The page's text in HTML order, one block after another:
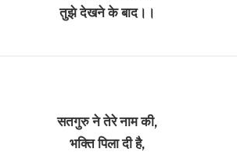
तुझे देखने के बाद।।
सतगुरु ने तेरे नाम की,
भक्ति पिला दी है,